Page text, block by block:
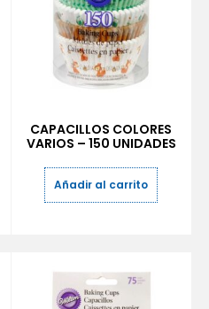
CAPACILLOS COLORES
VARIOS – 150 UNIDADES
Añadir al carrito